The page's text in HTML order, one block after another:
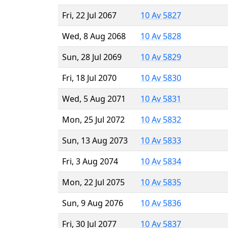
Fri, 22 Jul 2067
10 Av 5827
Wed, 8 Aug 2068
10 Av 5828
Sun, 28 Jul 2069
10 Av 5829
Fri, 18 Jul 2070
10 Av 5830
Wed, 5 Aug 2071
10 Av 5831
Mon, 25 Jul 2072
10 Av 5832
Sun, 13 Aug 2073
10 Av 5833
Fri, 3 Aug 2074
10 Av 5834
Mon, 22 Jul 2075
10 Av 5835
Sun, 9 Aug 2076
10 Av 5836
Fri, 30 Jul 2077
10 Av 5837